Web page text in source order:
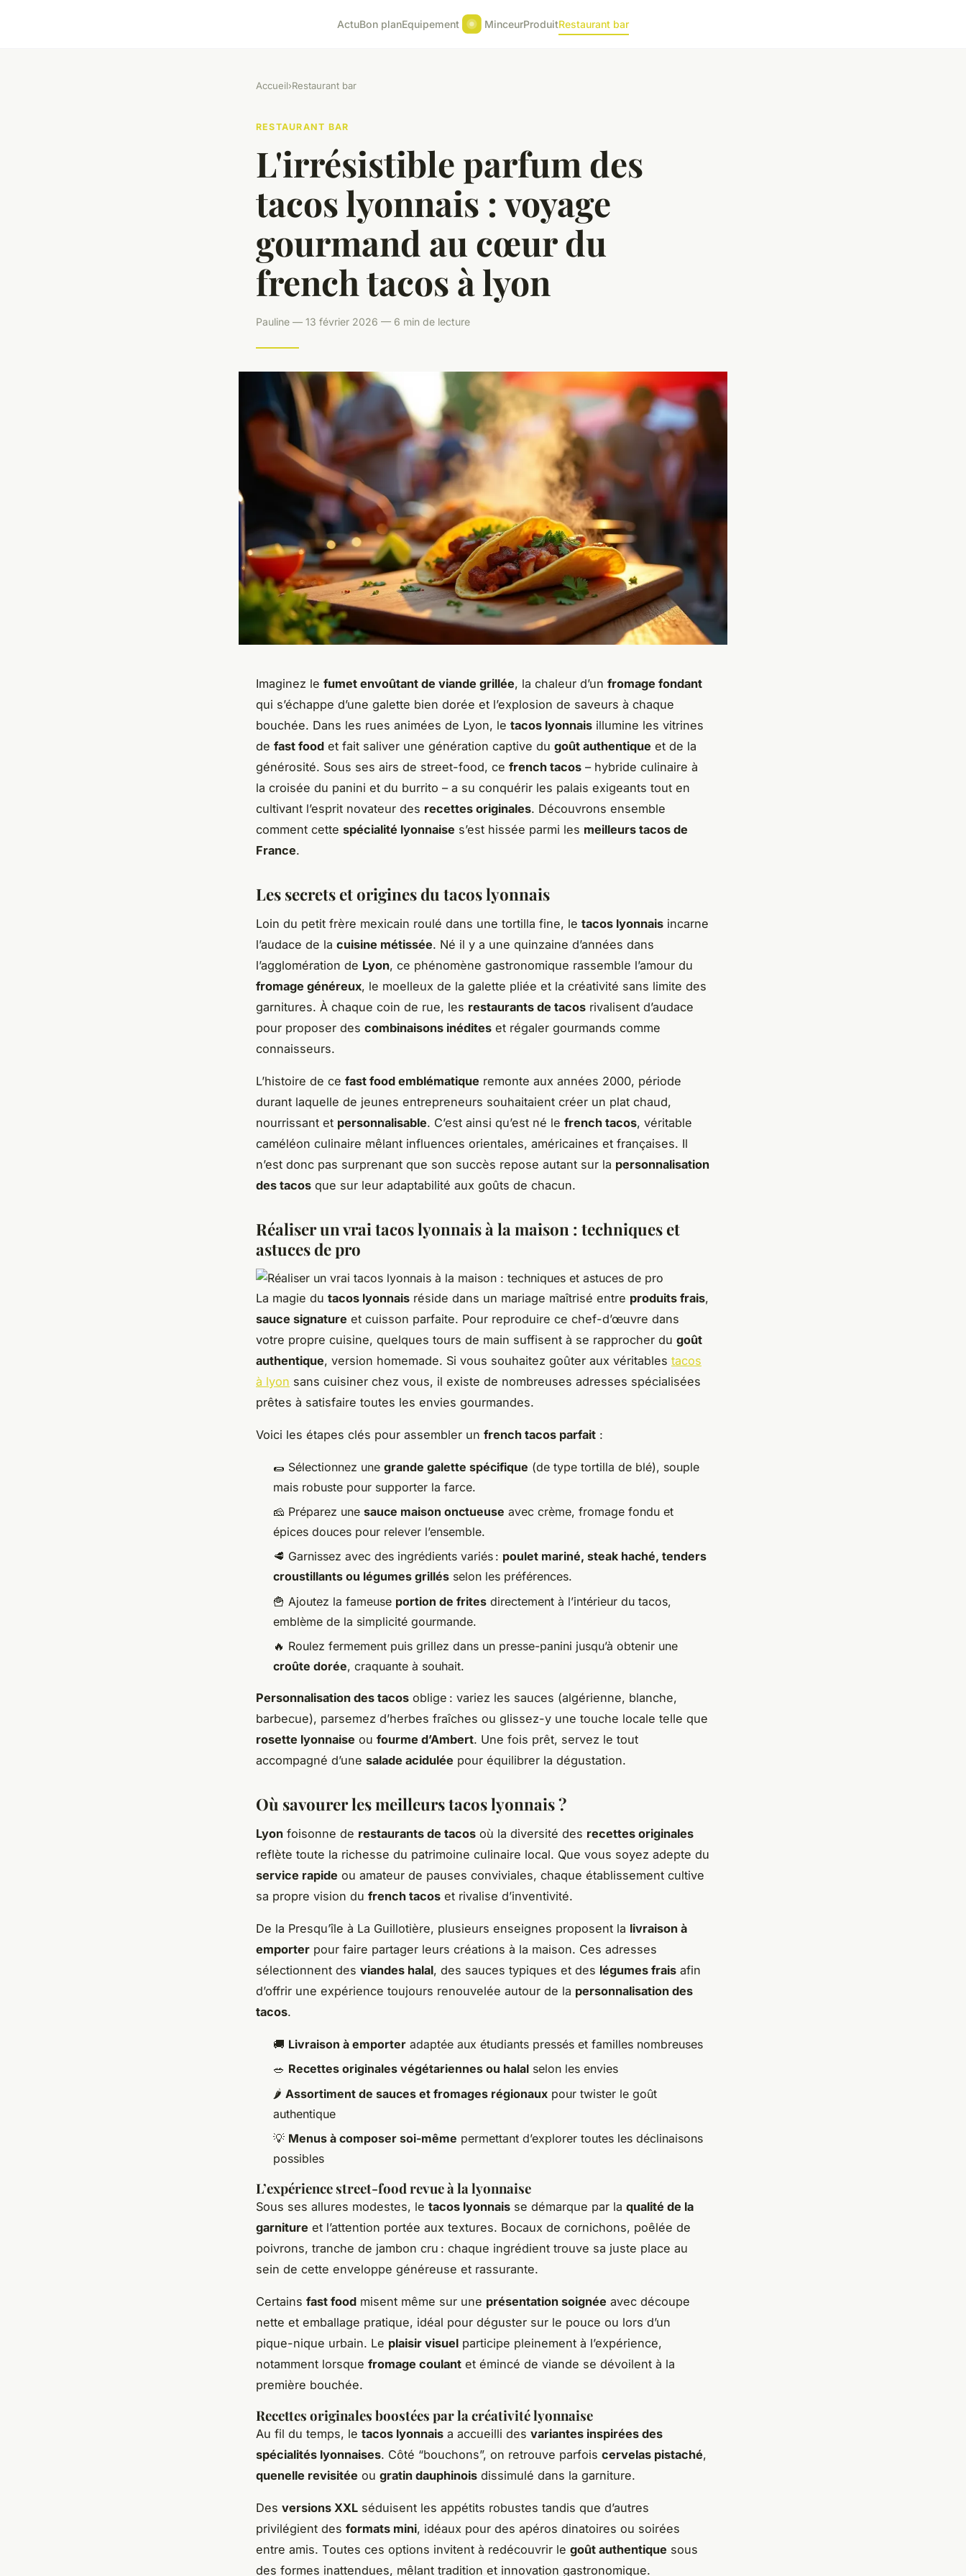
ActuBon planEquipement MinceurProduitRestaurant bar
Accueil›Restaurant bar
RESTAURANT BAR
L'irrésistible parfum des
tacos lyonnais : voyage
gourmand au cœur du
french tacos à lyon
Pauline — 13 février 2026 — 6 min de lecture
Imaginez le fumet envoûtant de viande grillée, la chaleur d’un fromage fondant
qui s’échappe d’une galette bien dorée et l’explosion de saveurs à chaque
bouchée. Dans les rues animées de Lyon, le tacos lyonnais illumine les vitrines
de fast food et fait saliver une génération captive du goût authentique et de la
générosité. Sous ses airs de street-food, ce french tacos – hybride culinaire à
la croisée du panini et du burrito – a su conquérir les palais exigeants tout en
cultivant l’esprit novateur des recettes originales. Découvrons ensemble
comment cette spécialité lyonnaise s’est hissée parmi les meilleurs tacos de
France.
Les secrets et origines du tacos lyonnais
Loin du petit frère mexicain roulé dans une tortilla fine, le tacos lyonnais incarne
l’audace de la cuisine métissée. Né il y a une quinzaine d’années dans
l’agglomération de Lyon, ce phénomène gastronomique rassemble l’amour du
fromage généreux, le moelleux de la galette pliée et la créativité sans limite des
garnitures. À chaque coin de rue, les restaurants de tacos rivalisent d’audace
pour proposer des combinaisons inédites et régaler gourmands comme
connaisseurs.
L’histoire de ce fast food emblématique remonte aux années 2000, période
durant laquelle de jeunes entrepreneurs souhaitaient créer un plat chaud,
nourrissant et personnalisable. C’est ainsi qu’est né le french tacos, véritable
caméléon culinaire mêlant influences orientales, américaines et françaises. Il
n’est donc pas surprenant que son succès repose autant sur la personnalisation
des tacos que sur leur adaptabilité aux goûts de chacun.
Réaliser un vrai tacos lyonnais à la maison : techniques et
astuces de pro
La magie du tacos lyonnais réside dans un mariage maîtrisé entre produits frais,
sauce signature et cuisson parfaite. Pour reproduire ce chef-d’œuvre dans
votre propre cuisine, quelques tours de main suffisent à se rapprocher du goût
authentique, version homemade. Si vous souhaitez goûter aux véritables tacos
à lyon sans cuisiner chez vous, il existe de nombreuses adresses spécialisées
prêtes à satisfaire toutes les envies gourmandes.
Voici les étapes clés pour assembler un french tacos parfait :
🌯 Sélectionnez une grande galette spécifique (de type tortilla de blé), souple
mais robuste pour supporter la farce.
🧀 Préparez une sauce maison onctueuse avec crème, fromage fondu et
épices douces pour relever l’ensemble.
🥩 Garnissez avec des ingrédients variés : poulet mariné, steak haché, tenders
croustillants ou légumes grillés selon les préférences.
🍟 Ajoutez la fameuse portion de frites directement à l’intérieur du tacos,
emblème de la simplicité gourmande.
🔥 Roulez fermement puis grillez dans un presse-panini jusqu’à obtenir une
croûte dorée, craquante à souhait.
Personnalisation des tacos oblige : variez les sauces (algérienne, blanche,
barbecue), parsemez d’herbes fraîches ou glissez-y une touche locale telle que
rosette lyonnaise ou fourme d’Ambert. Une fois prêt, servez le tout
accompagné d’une salade acidulée pour équilibrer la dégustation.
Où savourer les meilleurs tacos lyonnais ?
Lyon foisonne de restaurants de tacos où la diversité des recettes originales
reflète toute la richesse du patrimoine culinaire local. Que vous soyez adepte du
service rapide ou amateur de pauses conviviales, chaque établissement cultive
sa propre vision du french tacos et rivalise d’inventivité.
De la Presqu’île à La Guillotière, plusieurs enseignes proposent la livraison à
emporter pour faire partager leurs créations à la maison. Ces adresses
sélectionnent des viandes halal, des sauces typiques et des légumes frais afin
d’offrir une expérience toujours renouvelée autour de la personnalisation des
tacos.
🚚 Livraison à emporter adaptée aux étudiants pressés et familles nombreuses
🥗 Recettes originales végétariennes ou halal selon les envies
🌶️ Assortiment de sauces et fromages régionaux pour twister le goût
authentique
💡 Menus à composer soi-même permettant d’explorer toutes les déclinaisons
possibles
L’expérience street-food revue à la lyonnaise
Sous ses allures modestes, le tacos lyonnais se démarque par la qualité de la
garniture et l’attention portée aux textures. Bocaux de cornichons, poêlée de
poivrons, tranche de jambon cru : chaque ingrédient trouve sa juste place au
sein de cette enveloppe généreuse et rassurante.
Certains fast food misent même sur une présentation soignée avec découpe
nette et emballage pratique, idéal pour déguster sur le pouce ou lors d’un
pique-nique urbain. Le plaisir visuel participe pleinement à l’expérience,
notamment lorsque fromage coulant et émincé de viande se dévoilent à la
première bouchée.
Recettes originales boostées par la créativité lyonnaise
Au fil du temps, le tacos lyonnais a accueilli des variantes inspirées des
spécialités lyonnaises. Côté “bouchons”, on retrouve parfois cervelas pistaché,
quenelle revisitée ou gratin dauphinois dissimulé dans la garniture.
Des versions XXL séduisent les appétits robustes tandis que d’autres
privilégient des formats mini, idéaux pour des apéros dinatoires ou soirées
entre amis. Toutes ces options invitent à redécouvrir le goût authentique sous
des formes inattendues, mêlant tradition et innovation gastronomique.